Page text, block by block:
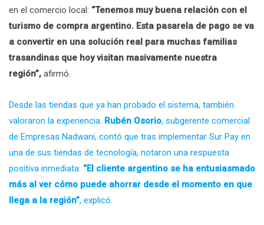
en el comercio local: “Tenemos muy buena relación con el
turismo de compra argentino. Esta pasarela de pago se va
a convertir en una solución real para muchas familias
trasandinas que hoy visitan masivamente nuestra
región”, afirmó.
Desde las tiendas que ya han probado el sistema, también
valoraron la experiencia. Rubén Osorio, subgerente comercial
de Empresas Nadwani, contó que tras implementar Sur Pay en
una de sus tiendas de tecnología, notaron una respuesta
positiva inmediata: “El cliente argentino se ha entusiasmado
más al ver cómo puede ahorrar desde el momento en que
llega a la región”, explicó.